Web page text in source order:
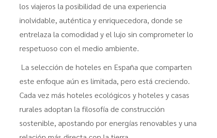
los viajeros la posibilidad de una experiencia
inolvidable, auténtica y enriquecedora, donde se
entrelaza la comodidad y el lujo sin comprometer lo
respetuoso con el medio ambiente.
La selección de hoteles en España que comparten
este enfoque aún es limitada, pero está creciendo.
Cada vez más hoteles ecológicos y hoteles y casas
rurales adoptan la filosofía de construcción
sostenible, apostando por energías renovables y una